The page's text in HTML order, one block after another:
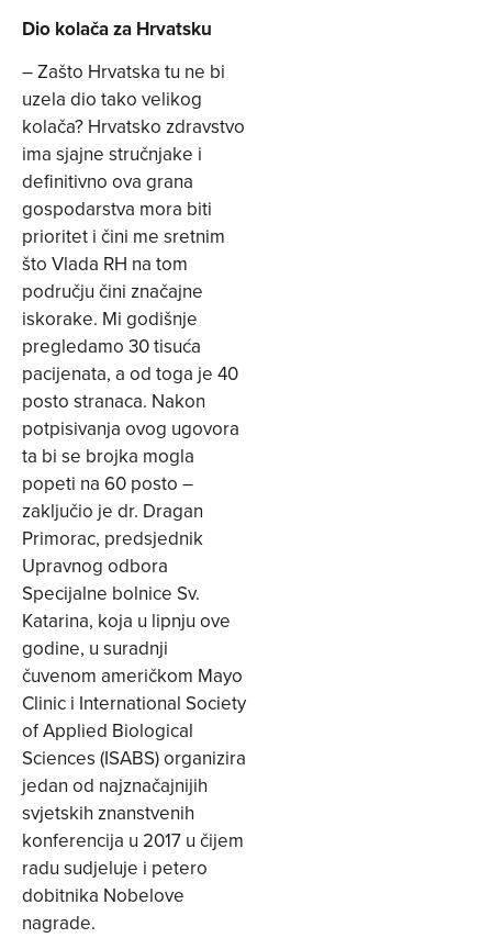
Dio kolača za Hrvatsku
– Zašto Hrvatska tu ne bi
uzela dio tako velikog
kolača? Hrvatsko zdravstvo
ima sjajne stručnjake i
definitivno ova grana
gospodarstva mora biti
prioritet i čini me sretnim
što Vlada RH na tom
području čini značajne
iskorake. Mi godišnje
pregledamo 30 tisuća
pacijenata, a od toga je 40
posto stranaca. Nakon
potpisivanja ovog ugovora
ta bi se brojka mogla
popeti na 60 posto –
zaključio je dr. Dragan
Primorac, predsjednik
Upravnog odbora
Specijalne bolnice Sv.
Katarina, koja u lipnju ove
godine, u suradnji
čuvenom američkom Mayo
Clinic i International Society
of Applied Biological
Sciences (ISABS) organizira
jedan od najznačajnijih
svjetskih znanstvenih
konferencija u 2017 u čijem
radu sudjeluje i petero
dobitnika Nobelove
nagrade.